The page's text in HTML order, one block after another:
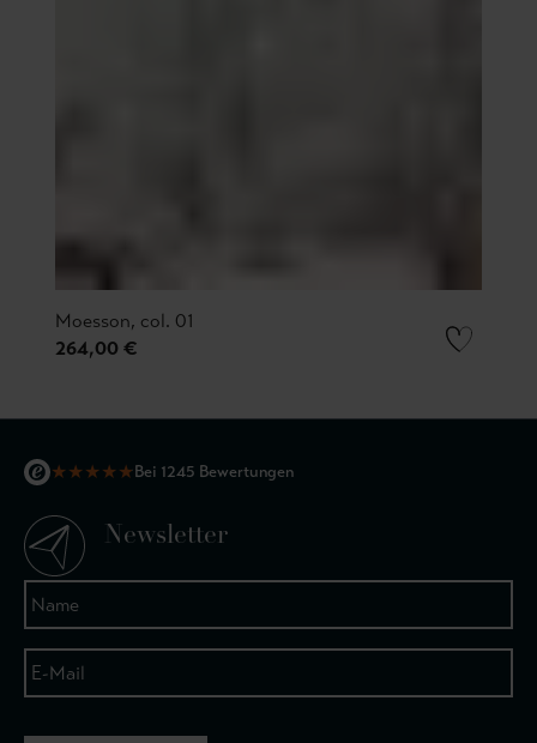
Moesson, col. 01
264,00 €
★★★★★Bei 1245 Bewertungen
Newsletter